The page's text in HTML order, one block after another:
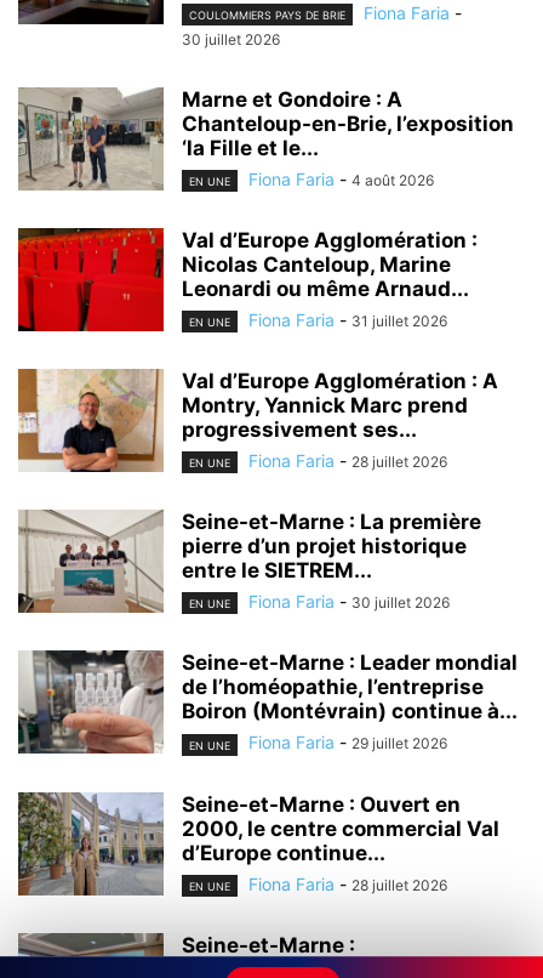
COULOMMIERS PAYS DE BRIE Fiona Faria -
30 juillet 2026
Marne et Gondoire : A
Chanteloup-en-Brie, l’exposition
‘la Fille et le...
EN UNE Fiona Faria - 4 août 2026
Val d’Europe Agglomération :
Nicolas Canteloup, Marine
Leonardi ou même Arnaud...
EN UNE Fiona Faria - 31 juillet 2026
Val d’Europe Agglomération : A
Montry, Yannick Marc prend
progressivement ses...
EN UNE Fiona Faria - 28 juillet 2026
Seine-et-Marne : La première
pierre d’un projet historique
entre le SIETREM...
EN UNE Fiona Faria - 30 juillet 2026
Seine-et-Marne : Leader mondial
de l’homéopathie, l’entreprise
Boiron (Montévrain) continue à...
EN UNE Fiona Faria - 29 juillet 2026
Seine-et-Marne : Ouvert en
2000, le centre commercial Val
d’Europe continue...
EN UNE Fiona Faria - 28 juillet 2026
Seine-et-Marne :
L’universitarisation du Grand